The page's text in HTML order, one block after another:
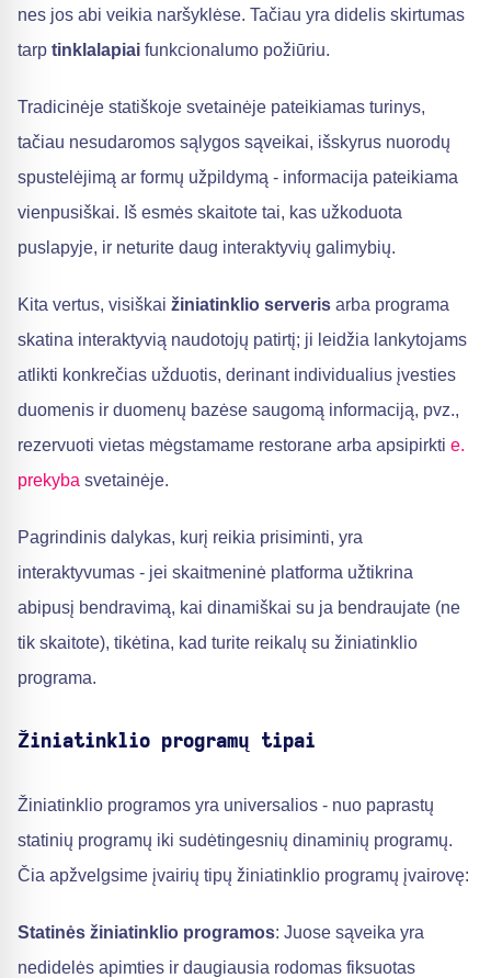
nes jos abi veikia naršyklėse. Tačiau yra didelis skirtumas
tarp tinklalapiai funkcionalumo požiūriu.
Tradicinėje statiškoje svetainėje pateikiamas turinys,
tačiau nesudaromos sąlygos sąveikai, išskyrus nuorodų
spustelėjimą ar formų užpildymą - informacija pateikiama
vienpusiškai. Iš esmės skaitote tai, kas užkoduota
puslapyje, ir neturite daug interaktyvių galimybių.
Kita vertus, visiškai žiniatinklio serveris arba programa
skatina interaktyvią naudotojų patirtį; ji leidžia lankytojams
atlikti konkrečias užduotis, derinant individualius įvesties
duomenis ir duomenų bazėse saugomą informaciją, pvz.,
rezervuoti vietas mėgstamame restorane arba apsipirkti e.
prekyba svetainėje.
Pagrindinis dalykas, kurį reikia prisiminti, yra
interaktyvumas - jei skaitmeninė platforma užtikrina
abipusį bendravimą, kai dinamiškai su ja bendraujate (ne
tik skaitote), tikėtina, kad turite reikalų su žiniatinklio
programa.
Žiniatinklio programų tipai
Žiniatinklio programos yra universalios - nuo paprastų
statinių programų iki sudėtingesnių dinaminių programų.
Čia apžvelgsime įvairių tipų žiniatinklio programų įvairovę:
Statinės žiniatinklio programos: Juose sąveika yra
nedidelės apimties ir daugiausia rodomas fiksuotas